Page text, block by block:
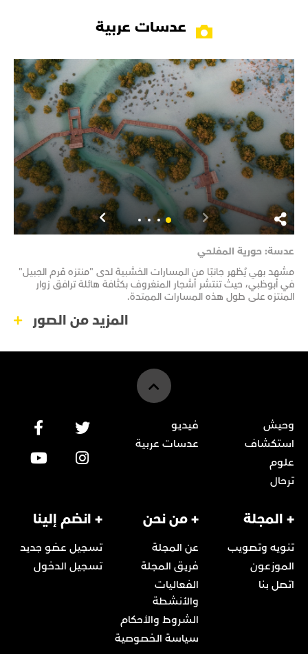
عدسات عربية
عدسة: حورية المفلحي
مشهد بهي يُظهر جانبًا من المسارات الخشبية لدى "منتزه قرم الجبيل"
في أبوظبي، حيث تنتشر أشجار المنغروف بكثافة هائلة ترافق زوار
المنتزه على طول هذه المسارات الممتدة.
المزيد من الصور
وحيش
استكشاف
علوم
ترحال
فيديو
عدسات عربية
+ المجلة
تنويه وتصويب
الموزعون
اتصل بنا
+ من نحن
عن المجلة
فريق المجلة
الفعاليات
والأنشطة
الشروط والأحكام
سياسة الخصوصية
+ انضم إلينا
تسجيل عضو جديد
تسجيل الدخول